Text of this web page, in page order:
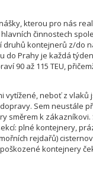
kterou pro nás
činnostech
druhů kontejnerů z/do
do Prahy je každá
90 až 115 TEU,
vytížené, neboť z vlaků
Sem neustále
směrem k
plné kontejnery,
rejdařů)
kontejnery